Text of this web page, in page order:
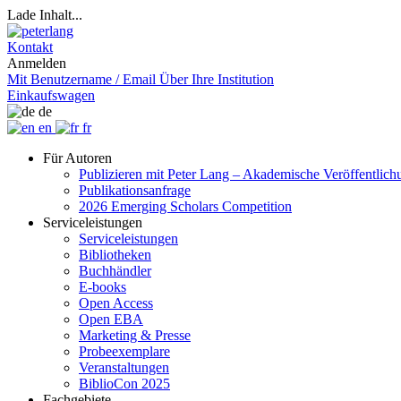
Lade Inhalt...
Kontakt
Anmelden
Mit Benutzername / Email Über Ihre Institution
Einkaufswagen
de
en
fr
Für Autoren
Publizieren mit Peter Lang – Akademische
Publikationsanfrage
2026 Emerging Scholars Competition
Serviceleistungen
Serviceleistungen
Bibliotheken
Buchhändler
E-books
Open Access
Open EBA
Marketing & Presse
Probeexemplare
Veranstaltungen
BiblioCon 2025